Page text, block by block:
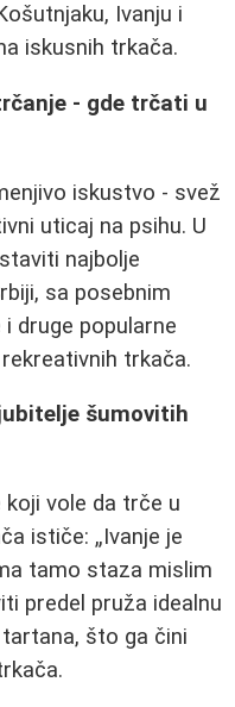
Ivanju i
iskusnih trkača.
- gde trčati u
iskustvo - svež
uticaj na psihu. U
najbolje
sa posebnim
druge popularne
trkača.
šumovitih
vole da trče u
ističe:
Ivanje je
tamo staza mislim
predel pruža idealnu
što ga čini